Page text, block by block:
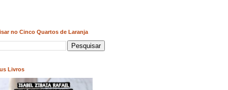
no Cinco Quartos de Laranja
Livros